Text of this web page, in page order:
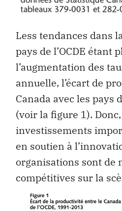
Less tendances dans
pays de l’OCDE étant
l’augmentation des
annuelle, l’écart de
Canada avec les pays
(voir la figure 1).
investissements
en soutien à
organisations sont de
compétitives sur la